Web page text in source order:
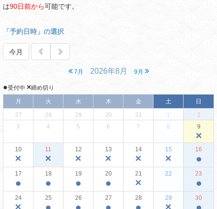
は90日前から可能です。
「予約日時」の選択
今月
7月 2026年8月 9月
●受付中 ×締め切り
月
火 水 木 金 土
日
27
28 29 30 31 1
2
3
4 5 6 7 8 9
×
10
×
11
×
12
×
13
×
14
×
15
×
16
●
17
●
18
●
19
●
20
●
21
×
22 23
●
24 25 26 27 28 29 30